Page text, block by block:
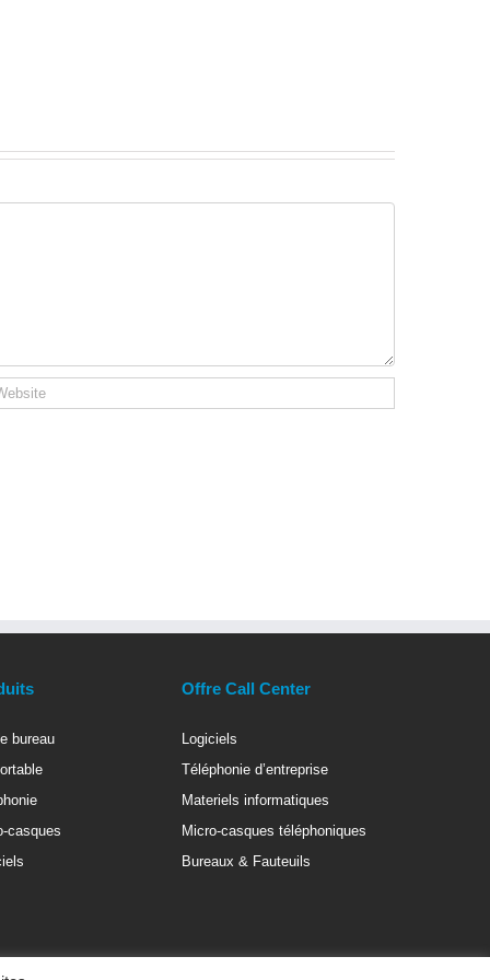
bureau
casques
Offre Call Center
Logiciels
Téléphonie d’entreprise
Materiels informatiques
Micro-casques téléphoniques
Bureaux & Fauteuils